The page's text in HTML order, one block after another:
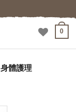
0
身體護理